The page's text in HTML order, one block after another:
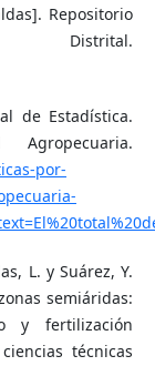
Repositorio
de Estadística.
por-
L. y Suárez, Y.
semiáridas:
y fertilización
técnicas